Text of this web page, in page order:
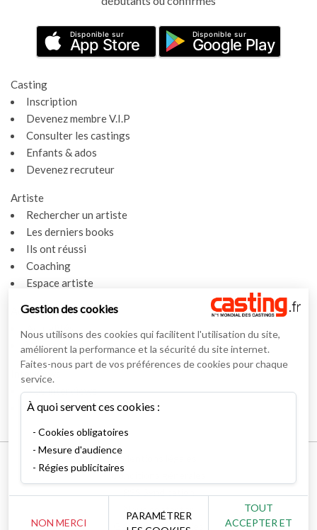
Disponible sur
App Store
Disponible sur
Google Play
Casting
Inscription
Devenez membre V.I.P
Consulter les castings
Enfants & ados
Devenez recruteur
Artiste
Rechercher un artiste
Les derniers books
Ils ont réussi
Coaching
Espace artiste
Actualités
Actualités
Vidéos
Interviews
Nos interviews
Lexique
Conditions générales
Nous contacter
Gestion des cookies
Gestion des cookies
Nous utilisons des cookies qui facilitent l'utilisation du site,
améliorent la performance et la sécurité du site internet.
Faites-nous part de vos préférences de cookies pour chaque
service.
À quoi servent ces cookies :
Cookies obligatoires
Mesure d'audience
Régies publicitaires
NON MERCI
PARAMÉTRER
TOUT
ACCEPTER ET